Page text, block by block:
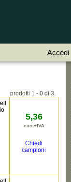
Accedi
prodotti 1 - 0 di 3.
5,36
euro+IVA
Chiedi
campioni